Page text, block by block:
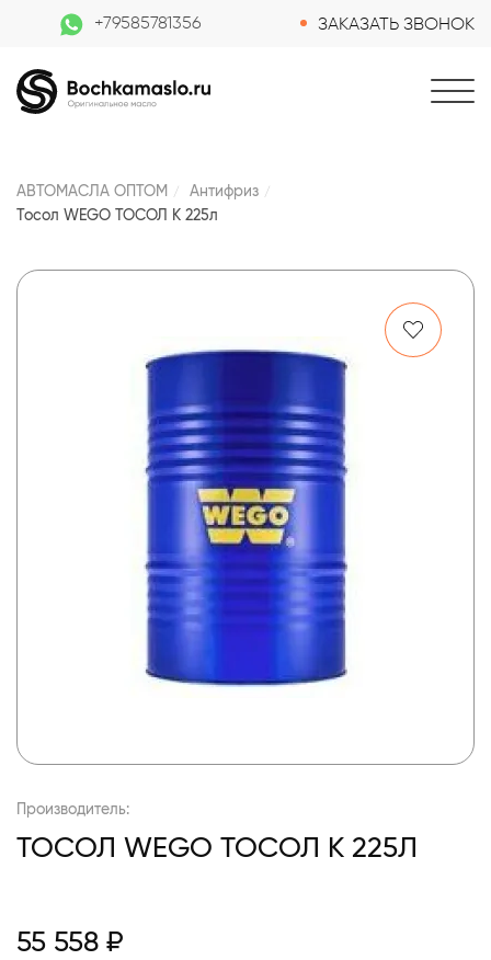
+79585781356 ЗАКАЗАТЬ ЗВОНОК
АВТОМАСЛА ОПТОМ
Антифриз
Тосол WEGO ТОСОЛ К 225л
Производитель:
ТОСОЛ WEGO ТОСОЛ К 225Л
55 558 ₽